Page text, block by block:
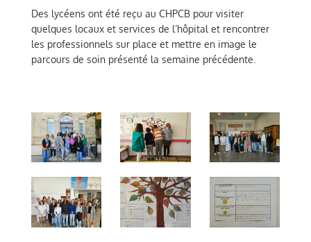
Des lycéens ont été reçu au CHPCB pour visiter
quelques locaux et services de l’hôpital et rencontrer
les professionnels sur place et mettre en image le
parcours de soin présenté la semaine précédente.